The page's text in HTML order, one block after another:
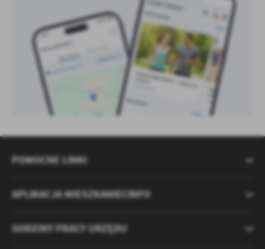
POMOCNE LINKI
APLIKACJA MIESZKANIECINFO
GODZINY PRACY URZĘDU